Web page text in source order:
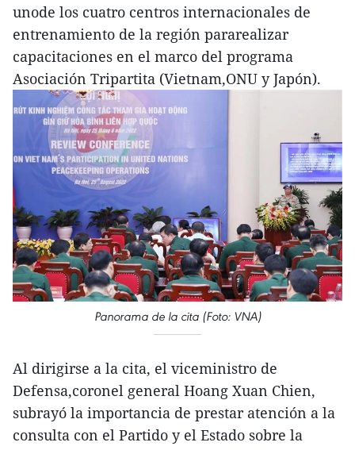
unode los cuatro centros internacionales de
entrenamiento de la región pararealizar
capacitaciones en el marco del programa
Asociación Tripartita (Vietnam,ONU y Japón).
Panorama de la cita (Foto: VNA)
Al dirigirse a la cita, el viceministro de
Defensa,coronel general Hoang Xuan Chien,
subrayó la importancia de prestar atención a la
consulta con el Partido y el Estado sobre la